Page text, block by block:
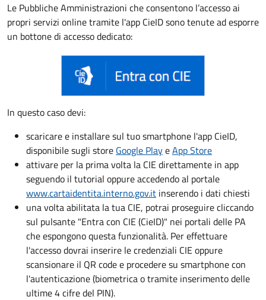
Le Pubbliche Amministrazioni che consentono l’accesso ai
propri servizi online tramite l'app CieID sono tenute ad esporre
un bottone di accesso dedicato:
In questo caso devi:
scaricare e installare sul tuo smartphone l'app CieID,
disponibile sugli store Google PlayeApp Store
attivare per la prima volta la CIE direttamente in app
seguendo il tutorial oppure accedendo al portale
www.cartaidentita.interno.gov.it inserendo i dati chiesti
una volta abilitata la tua CIE, potrai proseguire cliccando
sul pulsante "Entra con CIE (CieID)" nei portali delle PA
che espongono questa funzionalità. Per effettuare
l'accesso dovrai inserire le credenziali CIE oppure
scansionare il QR code e procedere su smartphone con
l'autenticazione (biometrica o tramite inserimento delle
ultime 4 cifre del PIN).